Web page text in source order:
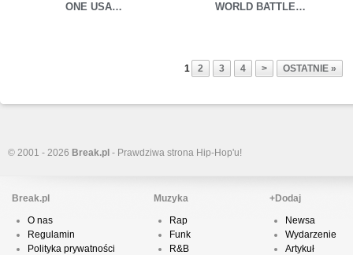
ONE USA…
WORLD BATTLE…
1 2 3 4 > OSTATNIE »
© 2001 - 2026 Break.pl - Prawdziwa strona Hip-Hop'u!
Break.pl
O nas
Regulamin
Polityka prywatności
Muzyka
Rap
Funk
R&B
+Dodaj
Newsa
Wydarzenie
Artykuł